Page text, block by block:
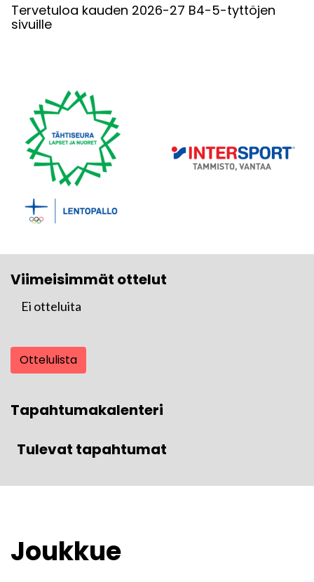
Tervetuloa kauden 2026-27 B4-5-tyttöjen
sivuille
Viimeisimmät ottelut
Ei otteluita
Ottelulista
Tapahtumakalenteri
Tulevat tapahtumat
Joukkue